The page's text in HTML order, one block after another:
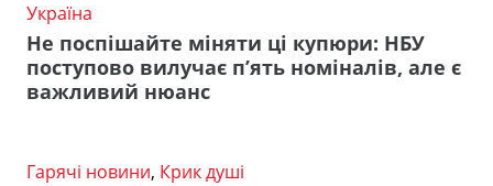
Україна
Не поспішайте міняти ці купюри: НБУ
поступово вилучає п’ять номіналів, але є
важливий нюанс
Гарячі новини, Крик душі